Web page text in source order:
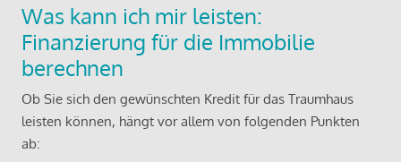
Was kann ich mir leisten:
Finanzierung für die Immobilie
berechnen
Ob Sie sich den gewünschten Kredit für das Traumhaus
leisten können, hängt vor allem von folgenden Punkten
ab: